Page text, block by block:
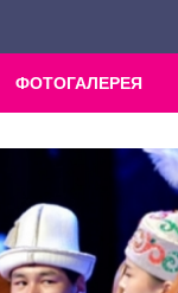
ФОТОГАЛЕРЕЯ